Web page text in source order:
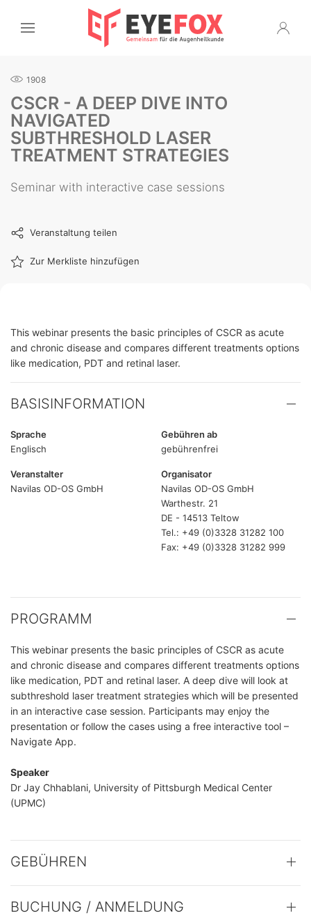
1908
CSCR - A DEEP DIVE INTO
NAVIGATED
SUBTHRESHOLD LASER
TREATMENT STRATEGIES
Seminar with interactive case sessions
Veranstaltung teilen
Zur Merkliste hinzufügen
This webinar presents the basic principles of CSCR as acute
and chronic disease and compares different treatments options
like medication, PDT and retinal laser.
BASISINFORMATION
Sprache
Englisch
Gebühren ab
gebührenfrei
Veranstalter
Navilas OD-OS GmbH
Organisator
Navilas OD-OS GmbH
Warthestr. 21
DE - 14513 Teltow
Tel.: +49 (0)3328 31282 100
Fax: +49 (0)3328 31282 999
PROGRAMM
This webinar presents the basic principles of CSCR as acute
and chronic disease and compares different treatments options
like medication, PDT and retinal laser. A deep dive will look at
subthreshold laser treatment strategies which will be presented
in an interactive case session. Participants may enjoy the
presentation or follow the cases using a free interactive tool –
Navigate App.
Speaker
Dr Jay Chhablani, University of Pittsburgh Medical Center
(UPMC)
GEBÜHREN
BUCHUNG / ANMELDUNG